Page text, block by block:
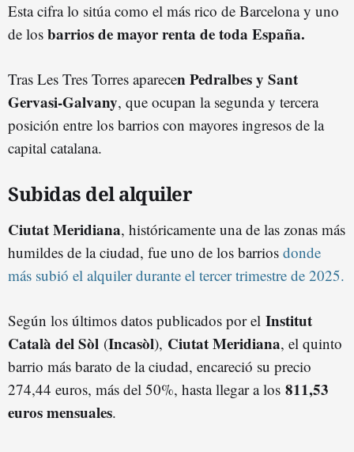
Esta cifra lo sitúa como el más rico de Barcelona y uno
de los barrios de mayor renta de toda España.
Tras Les Tres Torres aparecen Pedralbes y Sant
Gervasi-Galvany, que ocupan la segunda y tercera
posición entre los barrios con mayores ingresos de la
capital catalana.
Subidas del alquiler
Ciutat Meridiana, históricamente una de las zonas más
humildes de la ciudad, fue uno de los barrios donde
más subió el alquiler durante el tercer trimestre de 2025.
Según los últimos datos publicados por el Institut
Català del Sòl (Incasòl), Ciutat Meridiana, el quinto
barrio más barato de la ciudad, encareció su precio
274,44 euros, más del 50%, hasta llegar a los 811,53
euros mensuales.